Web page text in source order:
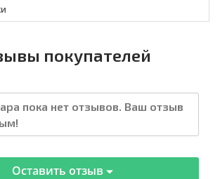
покупателей
пока нет отзывов. Ваш отзыв
Оставить отзыв